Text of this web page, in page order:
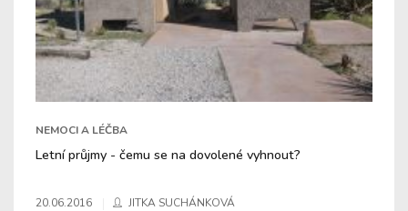
NEMOCI A LÉČBA
Letní průjmy - čemu se na dovolené vyhnout?
20.06.2016 JITKA SUCHÁNKOVÁ